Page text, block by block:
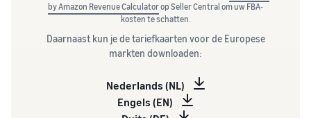
by Amazon Revenue Calculatorop Seller Central om uw FBA-
kosten te schatten.
Daarnaast kun je de tariefkaarten voor de Europese
markten downloaden:
Nederlands (NL)
Engels (EN)